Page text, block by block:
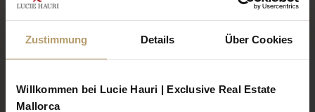
Zustimmung Details Über Cookies
Willkommen bei Lucie Hauri | Exclusive Real Estate
Mallorca